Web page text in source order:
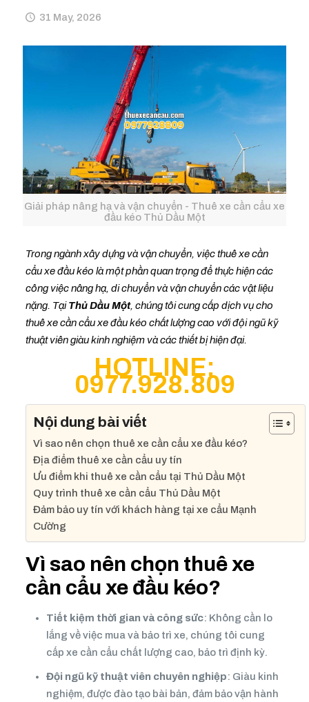
31 May, 2026
Giải pháp nâng hạ và vận chuyển - Thuê xe cần cẩu xe
đầu kéo Thủ Dầu Một
Trong ngành xây dựng và vận chuyển, việc thuê xe cần
cẩu xe đầu kéo là một phần quan trọng để thực hiện các
công việc nâng hạ, di chuyển và vận chuyển các vật liệu
nặng. TạiThủ Dầu Một, chúng tôi cung cấp dịch vụ cho
thuê xe cần cẩu xe đầu kéo chất lượng cao với đội ngũ kỹ
thuật viên giàu kinh nghiệm và các thiết bị hiện đại.
HOTLINE:
0977.928.809
Nội dung bài viết
Vì sao nên chọn thuê xe cần cẩu xe đầu kéo?
Địa điểm thuê xe cần cẩu uy tín
Ưu điểm khi thuê xe cần cẩu tại Thủ Dầu Một
Quy trình thuê xe cần cẩu Thủ Dầu Một
Đảm bảo uy tín với khách hàng tại xe cẩu Mạnh
Cường
Vì sao nên chọn thuê xe
cần cẩu xe đầu kéo?
Tiết kiệm thời gian và công sức: Không cần lo
lắng về việc mua và bảo trì xe, chúng tôi cung
cấp xe cần cẩu chất lượng cao, bảo trì định kỳ.
Đội ngũ kỹ thuật viên chuyên nghiệp: Giàu kinh
nghiệm, được đào tạo bài bản, đảm bảo vận hành